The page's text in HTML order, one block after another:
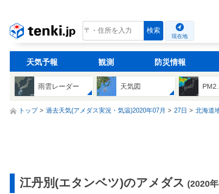
tenki.jp 検索
現在地
天気予報 観測 防災情報
雨雲レーダー 天気図
トップ 過去天気(アメダス実況・気温)2020年07月 27日 北海道
江丹別(エタンベツ)のアメダス (2020